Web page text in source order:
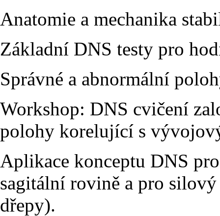
Anatomie a mechanika
Základní DNS testy pro
Správné a abnormální
Workshop: DNS cvičení
polohy korelující s
Aplikace konceptu DNS
sagitální rovině a pro
dřepy).